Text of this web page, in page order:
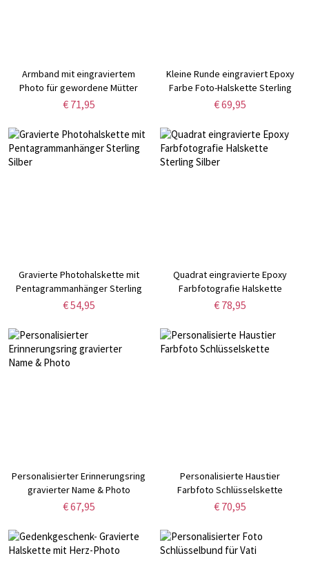
Armband mit eingraviertem
Photo für gewordene Mütter
Sterling Silber
€ 71,95
Kleine Runde eingraviert Epoxy
Farbe Foto-Halskette Sterling
Silber
€ 69,95
Gravierte Photohalskette mit
Pentagrammanhänger Sterling
Silber
€ 54,95
Quadrat eingravierte Epoxy
Farbfotografie Halskette
Sterling Silber
€ 78,95
Personalisierter Erinnerungsring
gravierter Name & Photo
€ 67,95
Personalisierte Haustier
Farbfoto Schlüsselskette
€ 70,95